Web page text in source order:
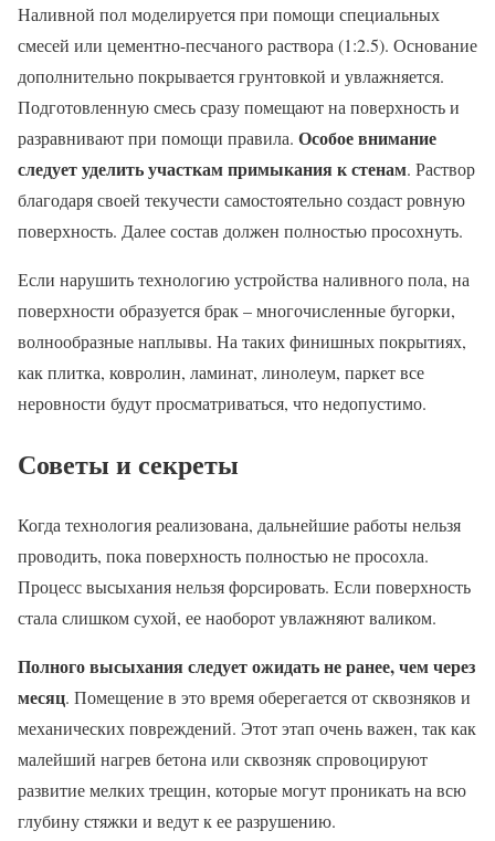
Наливной пол моделируется при помощи специальных
смесей или цементно-песчаного раствора (1:2.5). Основание
дополнительно покрывается грунтовкой и увлажняется.
Подготовленную смесь сразу помещают на поверхность и
разравнивают при помощи правила. Особое внимание
следует уделить участкам примыкания к стенам. Раствор
благодаря своей текучести самостоятельно создаст ровную
поверхность. Далее состав должен полностью просохнуть.
Если нарушить технологию устройства наливного пола, на
поверхности образуется брак – многочисленные бугорки,
волнообразные наплывы. На таких финишных покрытиях,
как плитка, ковролин, ламинат, линолеум, паркет все
неровности будут просматриваться, что недопустимо.
Советы и секреты
Когда технология реализована, дальнейшие работы нельзя
проводить, пока поверхность полностью не просохла.
Процесс высыхания нельзя форсировать. Если поверхность
стала слишком сухой, ее наоборот увлажняют валиком.
Полного высыхания следует ожидать не ранее, чем через
месяц. Помещение в это время оберегается от сквозняков и
механических повреждений. Этот этап очень важен, так как
малейший нагрев бетона или сквозняк спровоцируют
развитие мелких трещин, которые могут проникать на всю
глубину стяжки и ведут к ее разрушению.